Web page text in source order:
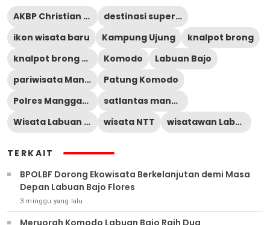
AKBP Christian Kadang
destinasi super prioritas
ikon wisata baru
Kampung Ujung
knalpot brong
knalpot brong sitaan
Komodo
Labuan Bajo
pariwisata Manggarai Barat
Patung Komodo
Polres Manggarai Barat
satlantas manggarai barat
Wisata Labuan Bajo
wisata NTT wisatawan Labuan Bajo
TERKAIT
BPOLBF Dorong Ekowisata Berkelanjutan demi Masa
Depan Labuan Bajo Flores
3 minggu yang lalu
Meruorah Komodo Labuan Bajo Raih Dua